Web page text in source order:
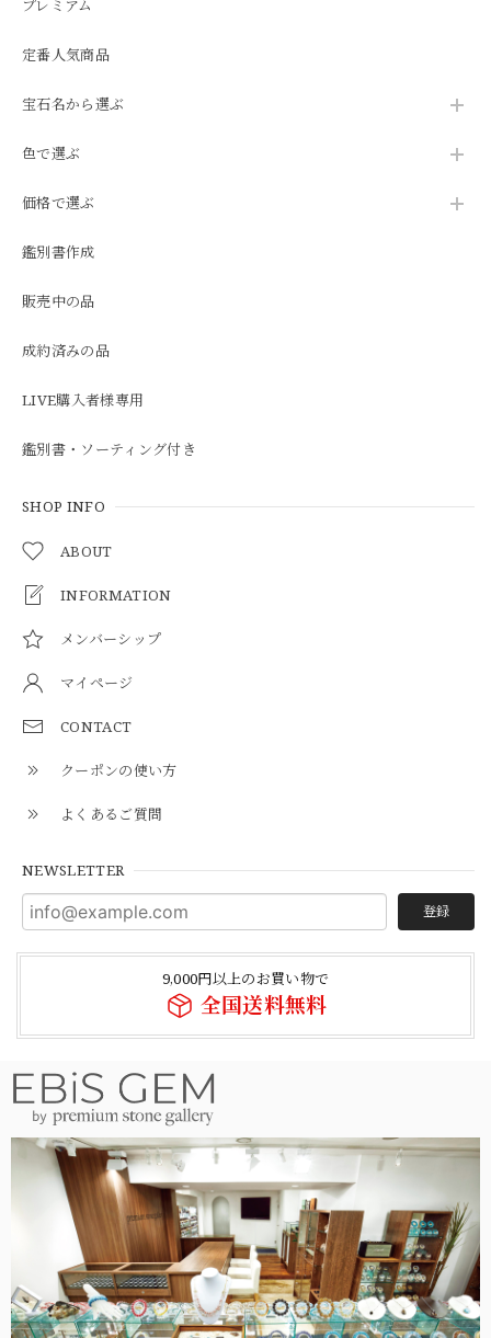
プレミアム
定番人気商品
宝石名から選ぶ
色で選ぶ
価格で選ぶ
鑑別書作成
販売中の品
成約済みの品
LIVE購入者様専用
鑑別書・ソーティング付き
SHOP INFO
ABOUT
INFORMATION
メンバーシップ
マイページ
CONTACT
クーポンの使い方
よくあるご質問
NEWSLETTER
登録
9,000円以上のお買い物で
全国送料無料